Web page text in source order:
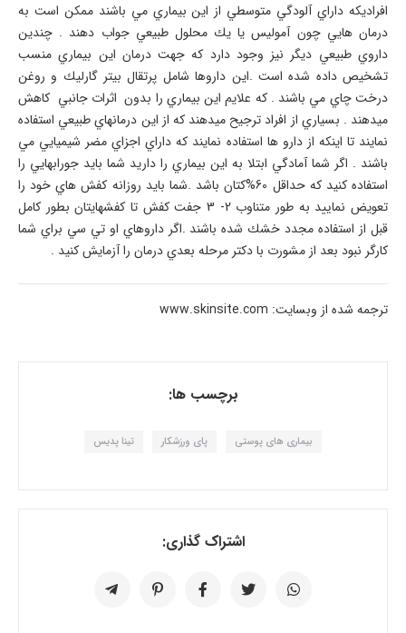
افراديكه داراي آلودگي متوسطي از اين بيماري مي باشند ممكن است به
درمان هايي چون آموليس يا يك محلول طبيعي جواب دهند . چندين
داروي طبيعي ديگر نيز وجود دارد كه جهت درمان اين بيماري منسب
تشخيص داده شده است .اين داروها شامل پرتقال بيتر گارليك و روغن
درخت چاي مي باشند . كه علايم اين بيماري را بدون اثرات جانبي كاهش
ميدهند . بسياري از افراد ترجيح ميدهند كه از اين درمانهاي طبيعي استفاده
نمايند تا اينكه از دارو ها استفاده نمايند كه داراي اجزاي مضر شيميايي مي
باشند . اگر شما آمادگي ابتلا به اين بيماري را داريد شما بايد جورابهايي را
استفاده كنيد كه حداقل 60%كتان باشد .شما بايد روزانه كفش هاي خود را
تعويض نماييد به طور متناوب 2- 3 جفت كفش تا كفشهايتان بطور كامل
قبل از استفاده مجدد خشك شده باشند .اگر داروهاي او تي سي براي شما
كارگر نبود بعد از مشورت با دكتر مرحله بعدي درمان را آزمايش كنيد .
ترجمه شده از وبسایت: www.skinsite.com
برچسب ها:
بیماری های پوستی پای ورزشکار تينا پديس
اشتراک گذاری: